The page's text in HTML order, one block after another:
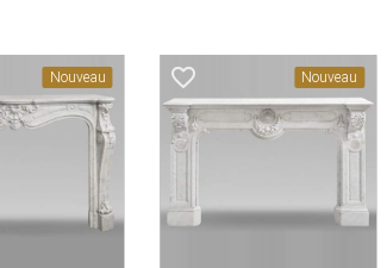
favorite_border Nouveau
Nouveau